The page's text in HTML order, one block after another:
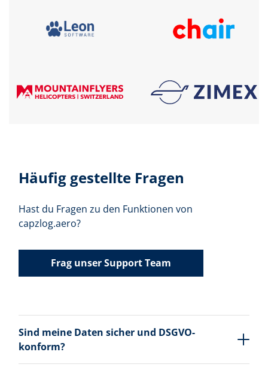
Häufig gestellte Fragen
Hast du Fragen zu den Funktionen von
capzlog.aero?
Frag unser Support Team
Sind meine Daten sicher und DSGVO-
konform?